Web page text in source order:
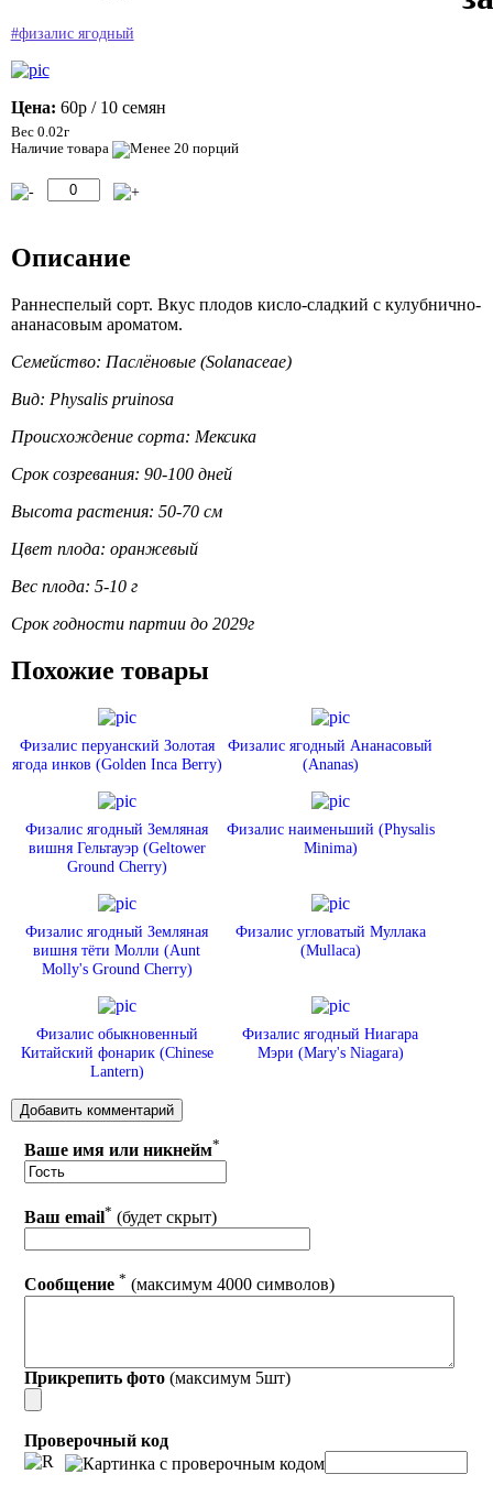
#физалис ягодный
Цена: 60р / 10 семян
Вес 0.02г
Наличие товара
Описание
Раннеспелый сорт. Вкус плодов кисло-сладкий с кулубнично-
ананасовым ароматом.
Семейство: Паслёновые (Solanaceae)
Вид: Physalis pruinosa
Происхождение сорта: Мексика
Срок созревания: 90-100 дней
Высота растения: 50-70 см
Цвет плода: оранжевый
Вес плода: 5-10 г
Срок годности партии до 2029г
Похожие товары
Физалис перуанский Золотая
ягода инков (Golden Inca Berry)
Физалис ягодный Ананасовый
(Ananas)
Физалис ягодный Земляная
вишня Гельтауэр (Geltower
Ground Cherry)
Физалис наименьший (Physalis
Minima)
Физалис ягодный Земляная
вишня тёти Молли (Aunt
Molly's Ground Cherry)
Физалис угловатый Муллака
(Mullaca)
Физалис обыкновенный
Китайский фонарик (Chinese
Lantern)
Физалис ягодный Ниагара
Мэри (Mary's Niagara)
Ваше имя или никнейм*
Ваш email* (будет скрыт)
Сообщение * (максимум 4000 символов)
Прикрепить фото (максимум 5шт)
Проверочный код